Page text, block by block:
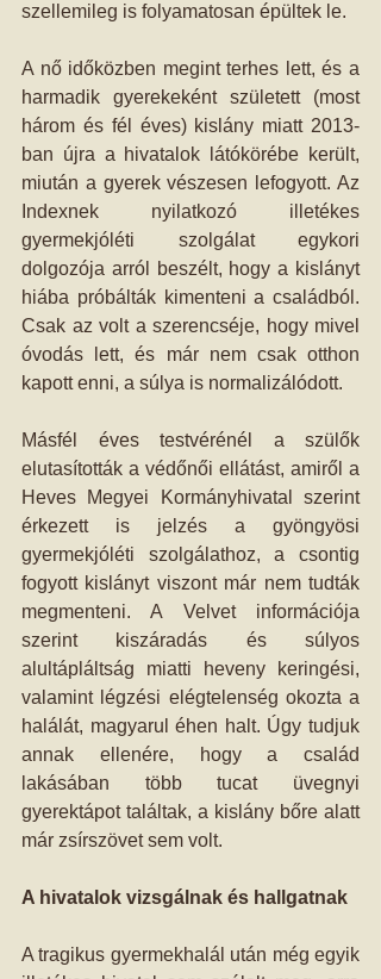
szellemileg is folyamatosan épültek le.
A nő időközben megint terhes lett, és a
harmadik gyerekeként született (most
három és fél éves) kislány miatt 2013-
ban újra a hivatalok látókörébe került,
miután a gyerek vészesen lefogyott. Az
Indexnek nyilatkozó illetékes
gyermekjóléti szolgálat egykori
dolgozója arról beszélt, hogy a kislányt
hiába próbálták kimenteni a családból.
Csak az volt a szerencséje, hogy mivel
óvodás lett, és már nem csak otthon
kapott enni, a súlya is normalizálódott.
Másfél éves testvérénél a szülők
elutasították a védőnői ellátást, amiről a
Heves Megyei Kormányhivatal szerint
érkezett is jelzés a gyöngyösi
gyermekjóléti szolgálathoz, a csontig
fogyott kislányt viszont már nem tudták
megmenteni. A Velvet információja
szerint kiszáradás és súlyos
alultápláltság miatti heveny keringési,
valamint légzési elégtelenség okozta a
halálát, magyarul éhen halt. Úgy tudjuk
annak ellenére, hogy a család
lakásában több tucat üvegnyi
gyerektápot találtak, a kislány bőre alatt
már zsírszövet sem volt.
A hivatalok vizsgálnak és hallgatnak
A tragikus gyermekhalál után még egyik